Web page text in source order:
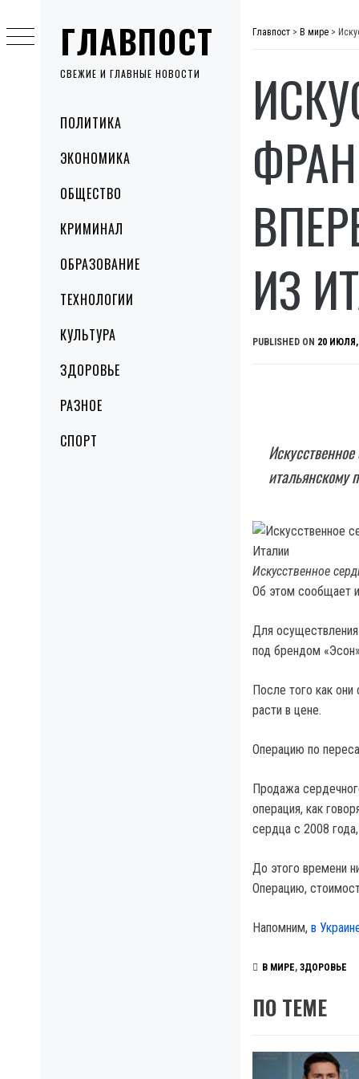
ГЛАВПОСТ
СВЕЖИЕ И ГЛАВНЫЕ НОВОСТИ
MenuПОЛИТИКА
ЭКОНОМИКА
ОБЩЕСТВО
КРИМИНАЛ
ОБРАЗОВАНИЕ
ТЕХНОЛОГИИ
КУЛЬТУРА
ЗДОРОВЬЕ
РАЗНОЕ
СПОРТ
to
content
Главпост > В мире >
ИЗ
PUBLISHED ON 20 ИЮЛЯ,
итальянскому
Искусственное
Об этом сообщает
Для
под брендом
После того как
расти в цене.
Операцию по
Продажа
операция, как
сердца с 2008
До этого времени
Операцию,
Напомним, в
В МИРЕ, ЗДОРОВЬЕ
ПО ТЕМЕ